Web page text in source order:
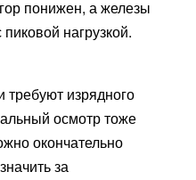
понижен, а железы
нагрузкой.
требуют изрядного
осмотр тоже
окончательно
за